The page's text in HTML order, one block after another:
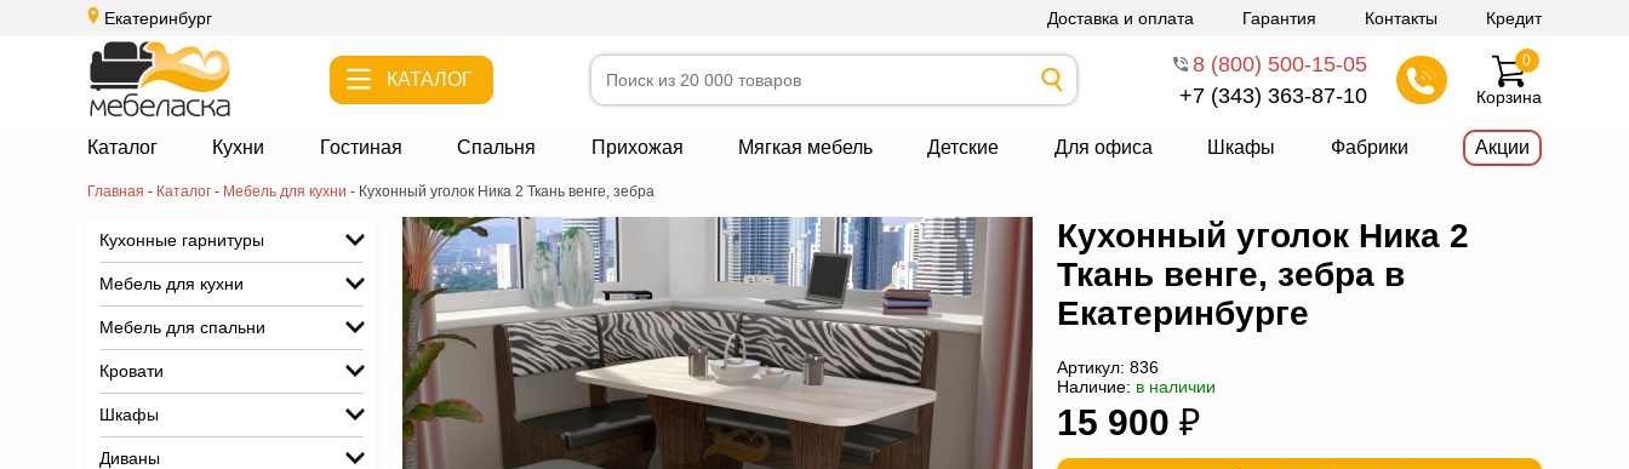
Екатеринбург Доставка и оплата Гарантия Контакты Кредит
КАТАЛОГ
8 (800) 500-15-05
+7 (343) 363-87-10
Корзина
0
Каталог Кухни Гостиная Спальня Прихожая Мягкая мебель Детские Для офиса Шкафы Фабрики Акции
Главная - Каталог - Мебель для кухни - Кухонный уголок Ника 2 Ткань венге, зебра
Кухонные гарнитуры
Мебель для кухни
Мебель для спальни
Кровати
Шкафы
Диваны
Кухонный уголок Ника 2
Ткань венге, зебра в
Екатеринбурге
Артикул: 836
Наличие: в наличии
15 900 ₽